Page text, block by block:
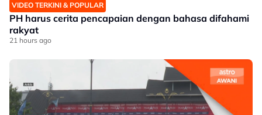
VIDEO TERKINI & POPULAR
PH harus cerita pencapaian dengan bahasa difahami
rakyat
21 hours ago